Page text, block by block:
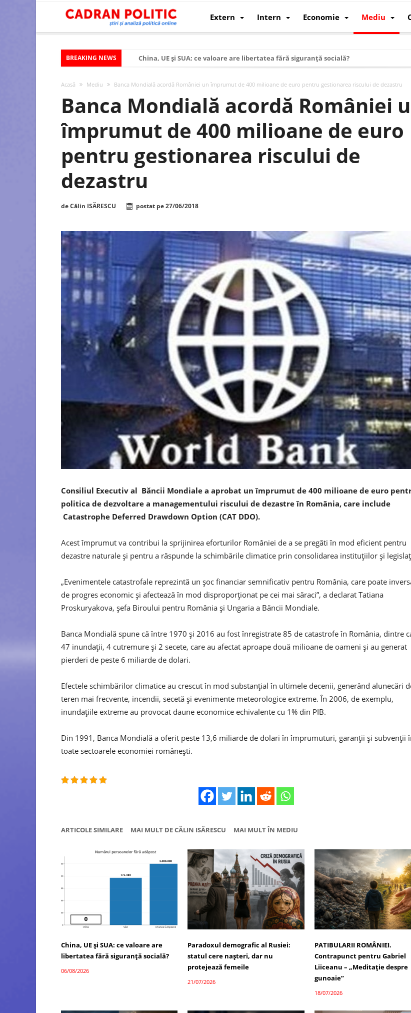
Extern Intern Economie Mediu
BREAKING NEWS
China, UE și SUA: ce valoare are libertatea fără siguranță socială?
Modelul economic al Chinei: cum a devenit atelierul lumii și rivalul economic al SUA
Modelul economic al Rusiei: de ce rezistă?
Viitorul României în Uniunea Europeană. Ce ne așteaptă? – O analiză structurală
România – ROExit pentru a supraviețui ca țară
Huawei dezvoltă un nou cip AI pentru a înlocui Nvidia
Acasă Mediu Banca Mondială acordă României un împrumut de 400 milioane de euro pentru gestionarea riscului de dezastru
Banca Mondială acordă României
împrumut de 400 milioane de euro
pentru gestionarea riscului de
dezastru
deCălin ISĂRESCU postat pe27/06/2018
Consiliul Executiv al Băncii Mondiale a aprobat un împrumut de 400 milioane de euro
politica de dezvoltare a managementului riscului de dezastre în România, care include
Catastrophe Deferred Drawdown Option (CAT DDO).
Acest împrumut va contribui la sprijinirea eforturilor României de a se pregăti în mod eficient pentru
dezastre naturale și pentru a răspunde la schimbările climatice prin consolidarea instituțiilor și
„Evenimentele catastrofale reprezintă un șoc financiar semnificativ pentru România, care poate
de progres economic și afectează în mod disproporționat pe cei mai săraci”, a declarat Tatiana
Proskuryakova, șefa Biroului pentru România și Ungaria a Băncii Mondiale.
Banca Mondială spune că între 1970 și 2016 au fost înregistrate 85 de catastrofe în România, dintre
47 inundații, 4 cutremure și 2 secete, care au afectat aproape două milioane de oameni și au generat
pierderi de peste 6 miliarde de dolari.
Efectele schimbărilor climatice au crescut în mod substanțial în ultimele decenii, generând alunecări
teren mai frecvente, incendii, secetă și evenimente meteorologice extreme. În 2006, de exemplu,
inundațiile extreme au provocat daune economice echivalente cu 1% din PIB.
Din 1991, Banca Mondială a oferit peste 13,6 miliarde de dolari în împrumuturi, garanții și subvenții
toate sectoarele economiei românești.
ARTICOLE SIMILARE MAI MULT DE CĂLIN ISĂRESCU MAI MULT ÎN MEDIU
China, UE și SUA: ce valoare are
libertatea fără siguranță socială?
06/08/2026
Paradoxul demografic al Rusiei:
statul cere nașteri, dar nu
protejează femeile
21/07/2026
PATIBULARII ROMÂNIEI.
Contrapunct pentru Gabriel
Liiceanu – „Meditație despre
gunoaie”
18/07/2026